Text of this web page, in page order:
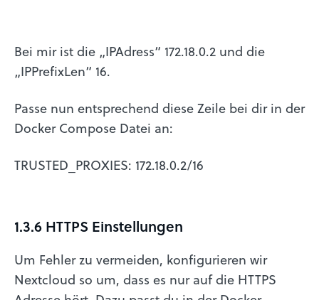
Bei mir ist die „IPAdress“ 172.18.0.2 und die
„IPPrefixLen“ 16.
Passe nun entsprechend diese Zeile bei dir in der
Docker Compose Datei an:
TRUSTED_PROXIES: 172.18.0.2/16
1.3.6 HTTPS Einstellungen
Um Fehler zu vermeiden, konfigurieren wir
Nextcloud so um, dass es nur auf die HTTPS